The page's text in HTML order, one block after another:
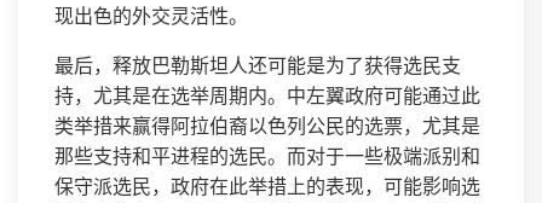
现出色的外交灵活性。
最后，释放巴勒斯坦人还可能是为了获得选民支
持，尤其是在选举周期内。中左翼政府可能通过此
类举措来赢得阿拉伯裔以色列公民的选票，尤其是
那些支持和平进程的选民。而对于一些极端派别和
保守派选民，政府在此举措上的表现，可能影响选